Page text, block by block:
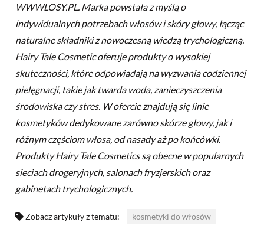
WWWLOSY.PL. Marka powstała z myślą o
indywidualnych potrzebach włosów i skóry głowy, łącząc
naturalne składniki z nowoczesną wiedzą trychologiczną.
Hairy Tale Cosmetic oferuje produkty o wysokiej
skuteczności, które odpowiadają na wyzwania codziennej
pielęgnacji, takie jak twarda woda, zanieczyszczenia
środowiska czy stres. W ofercie znajdują się linie
kosmetyków dedykowane zarówno skórze głowy, jak i
różnym częściom włosa, od nasady aż po końcówki.
Produkty Hairy Tale Cosmetics są obecne w popularnych
sieciach drogeryjnych, salonach fryzjerskich oraz
gabinetach trychologicznych.
Zobacz artykuły z tematu: kosmetyki do włosów